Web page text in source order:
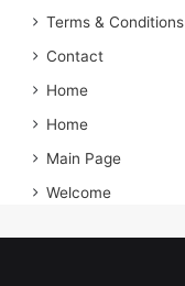
Terms & Conditions
Contact
Home
Home
Main Page
Welcome